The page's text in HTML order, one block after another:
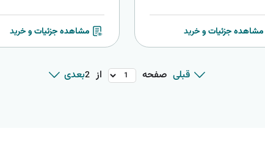
مشاهده جزئیات و خرید مشاهده جزئیات و خرید
قبلی صفحه از 2بعدی